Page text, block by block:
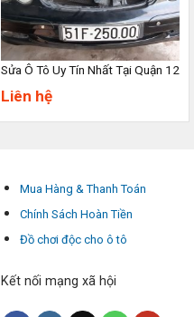
Sửa Ô Tô Uy Tín Nhất Tại Quận 12
Liên hệ
Mua Hàng & Thanh Toán
Chính Sách Hoàn Tiền
Đồ chơi độc cho ô tô
Kết nối mạng xã hội